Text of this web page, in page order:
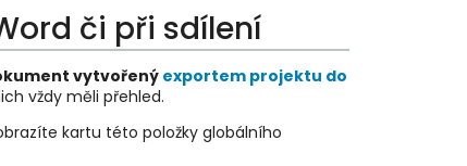
či při sdílení
vytvořený exportem projektu do
vždy měli přehled.
kartu této položky globálního